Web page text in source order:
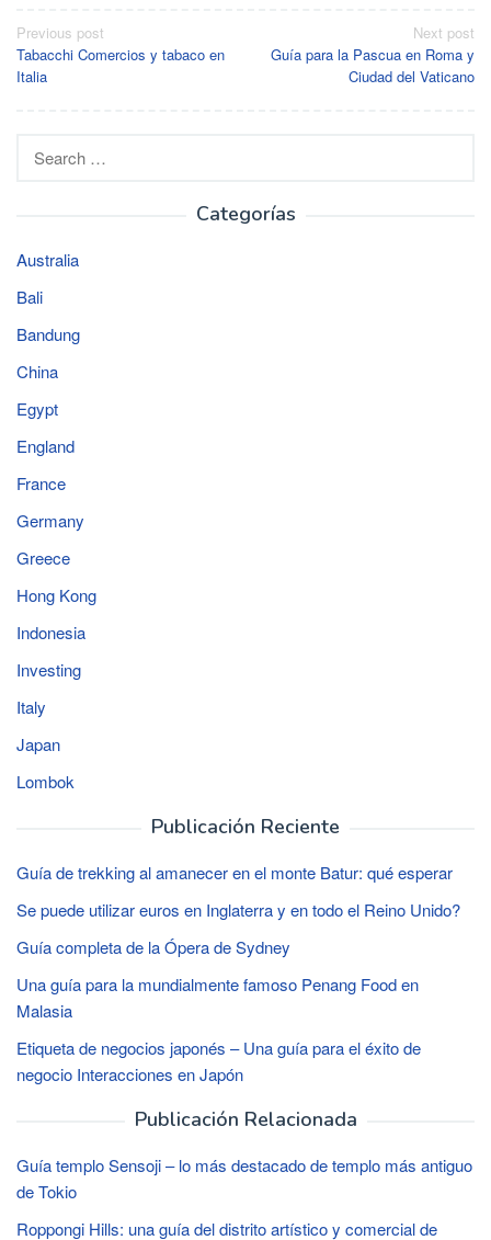
Post
navigation
Previous post
Tabacchi Comercios y tabaco en
Italia
Next post
Guía para la Pascua en Roma y
Ciudad del Vaticano
Search
Categorías
Australia
Bali
Bandung
China
Egypt
England
France
Germany
Greece
Hong Kong
Indonesia
Investing
Italy
Japan
Lombok
Publicación Reciente
Guía de trekking al amanecer en el monte Batur: qué esperar
Se puede utilizar euros en Inglaterra y en todo el Reino Unido?
Guía completa de la Ópera de Sydney
Una guía para la mundialmente famoso Penang Food en
Malasia
Etiqueta de negocios japonés – Una guía para el éxito de
negocio Interacciones en Japón
Publicación Relacionada
Guía templo Sensoji – lo más destacado de templo más antiguo
de Tokio
Roppongi Hills: una guía del distrito artístico y comercial de